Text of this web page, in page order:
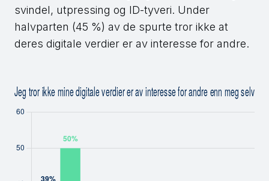
svindel, utpressing og ID-tyveri. Under
halvparten (45 %) av de spurte tror ikke at
deres digitale verdier er av interesse for andre.